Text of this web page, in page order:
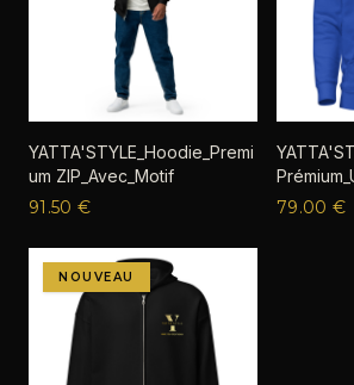
YATTA'STYLE_Hoodie_Premi
um ZIP_Avec_Motif
91.50 € 79.00 €
NOUVEAU